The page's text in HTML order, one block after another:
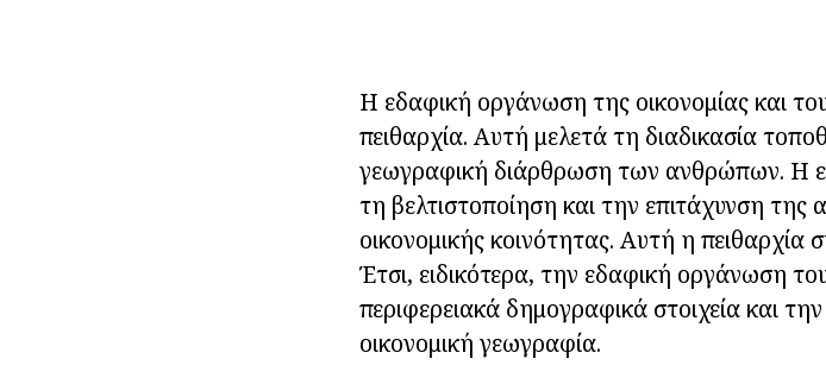
Η εδαφική οργάνωση της οικονομίας και
πειθαρχία. Αυτή μελετά τη διαδικασία
γεωγραφική διάρθρωση των ανθρώπων. Η
τη βελτιστοποίηση και την επιτάχυνση της
οικονομικής κοινότητας. Αυτή η πειθαρχία
Έτσι, ειδικότερα, την εδαφική οργάνωση
περιφερειακά δημογραφικά στοιχεία και
οικονομική γεωγραφία.